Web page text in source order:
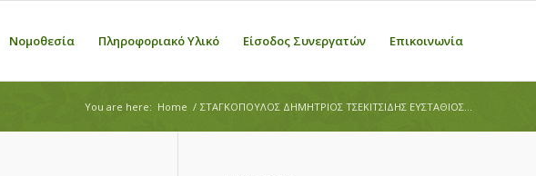
Νομοθεσία Πληροφοριακό Υλικό Είσοδος Συνεργατών Επικοινωνία
You are here: Home / ΣΤΑΓΚΟΠΟΥΛΟΣ ΔΗΜΗΤΡΙΟΣ ΤΣΕΚΙΤΣΙΔΗΣ ΕΥΣΤΑΘΙΟΣ...